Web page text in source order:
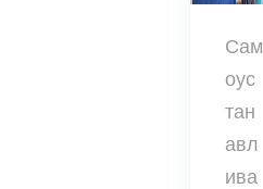
Сам
оус
тан
авл
ива